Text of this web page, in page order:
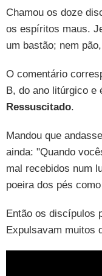
Chamou os doze
os espíritos maus.
um bastão; nem
O comentário
B, do ano litúrgico e
Ressuscitado.
Mandou que
ainda: "Quando
mal recebidos num
poeira dos pés
Então os discípulos
Expulsavam muitos